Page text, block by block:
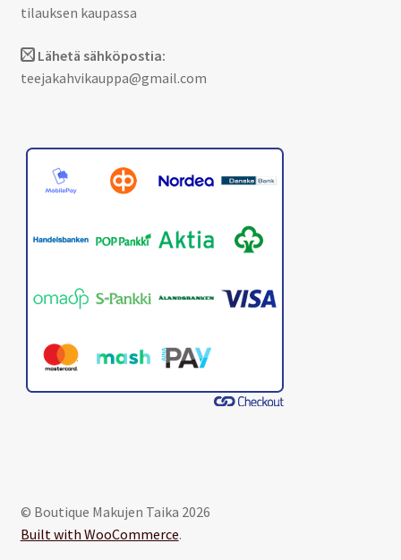
tilauksen kaupassa
Lähetä sähköpostia:
teejakahvikauppa@gmail.com
© Boutique Makujen Taika 2026
Built with WooCommerce.